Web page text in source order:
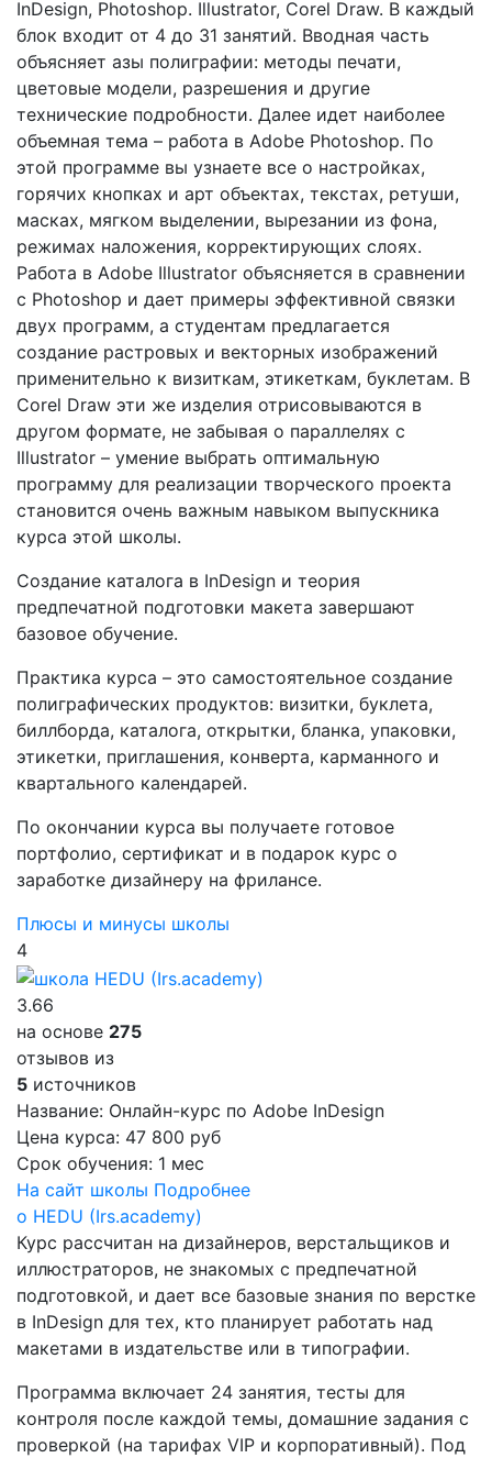
InDesign, Photoshop. Illustrator, Corel Draw. В каждый
блок входит от 4 до 31 занятий. Вводная часть
объясняет азы полиграфии: методы печати,
цветовые модели, разрешения и другие
технические подробности. Далее идет наиболее
объемная тема – работа в Adobe Photoshop. По
этой программе вы узнаете все о настройках,
горячих кнопках и арт объектах, текстах, ретуши,
масках, мягком выделении, вырезании из фона,
режимах наложения, корректирующих слоях.
Работа в Adobe Illustrator объясняется в сравнении
с Photoshop и дает примеры эффективной связки
двух программ, а студентам предлагается
создание растровых и векторных изображений
применительно к визиткам, этикеткам, буклетам. В
Corel Draw эти же изделия отрисовываются в
другом формате, не забывая о параллелях с
Illustrator – умение выбрать оптимальную
программу для реализации творческого проекта
становится очень важным навыком выпускника
курса этой школы.
Создание каталога в InDesign и теория
предпечатной подготовки макета завершают
базовое обучение.
Практика курса – это самостоятельное создание
полиграфических продуктов: визитки, буклета,
биллборда, каталога, открытки, бланка, упаковки,
этикетки, приглашения, конверта, карманного и
квартального календарей.
По окончании курса вы получаете готовое
портфолио, сертификат и в подарок курс о
заработке дизайнеру на фрилансе.
Плюсы и минусы школы
4
3.66
на основе 275
отзывов из
5 источников
Название: Онлайн-курс по Adobe InDesign
Цена курса: 47 800 руб
Срок обучения: 1 мес
На сайт школы Подробнее
о HEDU (Irs.academy)
Курс рассчитан на дизайнеров, верстальщиков и
иллюстраторов, не знакомых с предпечатной
подготовкой, и дает все базовые знания по верстке
в InDesign для тех, кто планирует работать над
макетами в издательстве или в типографии.
Программа включает 24 занятия, тесты для
контроля после каждой темы, домашние задания с
проверкой (на тарифах VIP и корпоративный). Под